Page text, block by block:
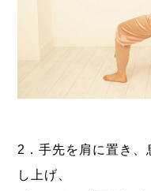
2．手先を肩に置き
し上げ、